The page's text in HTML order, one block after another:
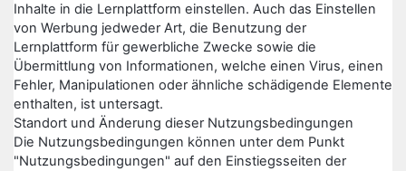
Inhalte in die Lernplattform einstellen. Auch das Einstellen
von Werbung jedweder Art, die Benutzung der
Lernplattform für gewerbliche Zwecke sowie die
Übermittlung von Informationen, welche einen Virus, einen
Fehler, Manipulationen oder ähnliche schädigende Elemente
enthalten, ist untersagt.
Standort und Änderung dieser Nutzungsbedingungen
Die Nutzungsbedingungen können unter dem Punkt
"Nutzungsbedingungen" auf den Einstiegsseiten der